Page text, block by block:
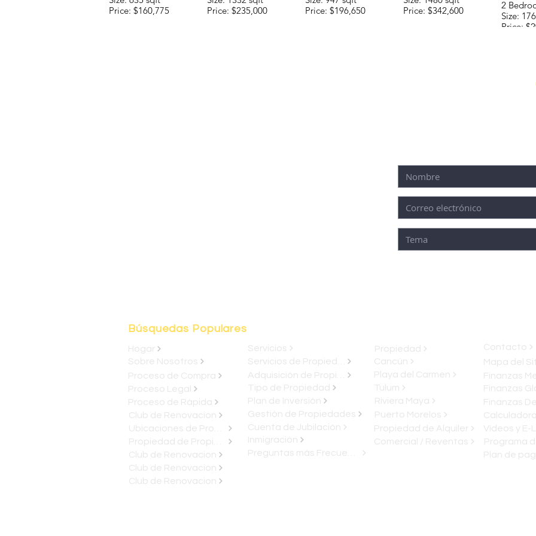
Price: $160,775
Price: $235,000
Price: $196,650
Price: $342,600
2
Size:
Price:
Búsquedas Populares
Hogar
Sobre Nosotros
Proceso de Compra
Proceso Legal
Proceso de Rápida
Club de Renovacion
Club de Renovacion
Servicios
Tipo de Propiedad
Plan de Inversión
Gestión de Propiedades
Inmigración
Cuenta de Jubilación
Propiedad
Cancún
Playa del Carmen
Tulum
Riviera Maya
Puerto Morelos
Propiedad de Alquiler
Comercial / Reventas
Contacto
Mapa del
Finanzas
Vídeos y E-
Programa
Club de Renovacion
Club de Renovacion